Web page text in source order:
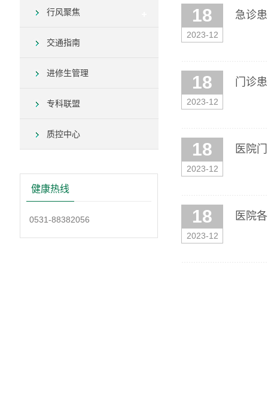
行风聚焦
交通指南
进修生管理
专科联盟
质控中心
健康热线
0531-88382056
18
2023-12
急诊
18
2023-12
门诊
18
2023-12
医院
18
2023-12
医院